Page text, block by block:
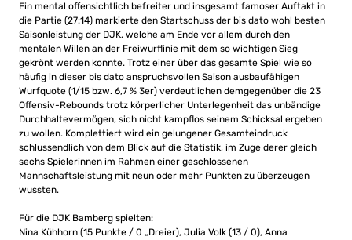
Ein mental offensichtlich befreiter und insgesamt famoser Auftakt in
die Partie (27:14) markierte den Startschuss der bis dato wohl besten
Saisonleistung der DJK, welche am Ende vor allem durch den
mentalen Willen an der Freiwurflinie mit dem so wichtigen Sieg
gekrönt werden konnte. Trotz einer über das gesamte Spiel wie so
häufig in dieser bis dato anspruchsvollen Saison ausbaufähigen
Wurfquote (1/15 bzw. 6,7 % 3er) verdeutlichen demgegenüber die 23
Offensiv-Rebounds trotz körperlicher Unterlegenheit das unbändige
Durchhaltevermögen, sich nicht kampflos seinem Schicksal ergeben
zu wollen. Komplettiert wird ein gelungener Gesamteindruck
schlussendlich von dem Blick auf die Statistik, im Zuge derer gleich
sechs Spielerinnen im Rahmen einer geschlossenen
Mannschaftsleistung mit neun oder mehr Punkten zu überzeugen
wussten.
Für die DJK Bamberg spielten:
Nina Kühhorn (15 Punkte / 0 „Dreier), Julia Volk (13 / 0), Anna